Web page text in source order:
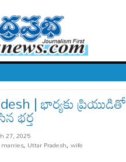
| భార్య‌కు ప్రియుడితో
భ‌ర్త‌
27, 2025
marries, Uttar Pradesh, wife